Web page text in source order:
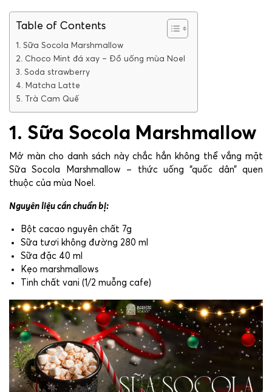
Table of Contents
1. Sữa Socola Marshmallow
2. Choco Mint đá xay – Đồ uống mùa Noel
3. Soda strawberry
4. Matcha Latte
5. Trà Cam Quế
1. Sữa Socola Marshmallow
Mở màn cho danh sách này chắc hắn không thể vắng mặt
Sữa Socola Marshmallow – thức uống “quốc dân” quen
thuộc của mùa Noel.
Nguyên liệu cần chuẩn bị:
Bột cacao nguyên chất 7g
Sữa tươi không đường 280 ml
Sữa đặc 40 ml
Kẹo marshmallows
Tinh chất vani (1/2 muỗng cafe)